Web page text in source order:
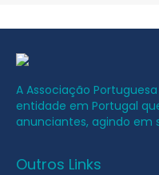
A Associação
entidade em Portugal
anunciantes, agindo em
Outros Links